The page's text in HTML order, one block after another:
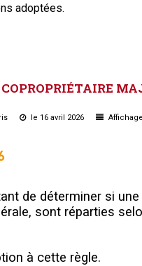
adoptées.
COPROPRIÉTAIRE
le 16 avril 2026
de déterminer si
sont réparties
à cette règle.